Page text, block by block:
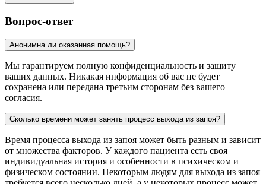
Вопрос-ответ
Анонимна ли оказанная помощь?
Мы гарантируем полную конфиденциальность и защиту
ваших данных. Никакая информация об вас не будет
сохранена или передана третьим сторонам без вашего
согласия.
Сколько времени может занять процесс выхода из запоя?
Время процесса выхода из запоя может быть разным и зависит
от множества факторов. У каждого пациента есть своя
индивидуальная история и особенности в психическом и
физическом состоянии. Некоторым людям для выхода из запоя